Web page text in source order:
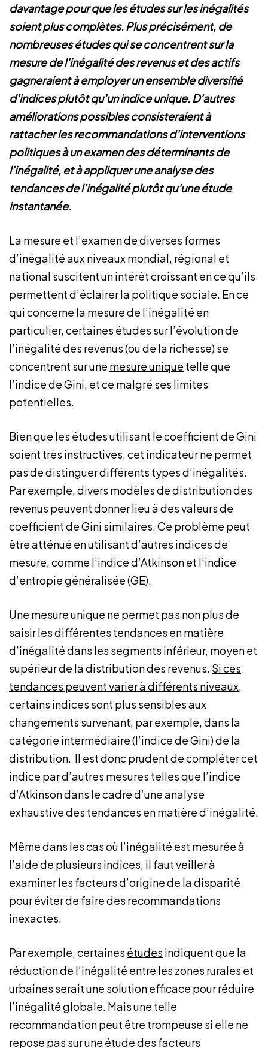
davantage pour que les études sur les inégalités
soient plus complètes. Plus précisément, de
nombreuses études qui se concentrent sur la
mesure de l’inégalité des revenus et des actifs
gagneraient à employer un ensemble diversifié
d’indices plutôt qu’un indice unique. D’autres
améliorations possibles consisteraient à
rattacher les recommandations d’interventions
politiques à un examen des déterminants de
l’inégalité, et à appliquer une analyse des
tendances de l’inégalité plutôt qu’une étude
instantanée.
La mesure et l’examen de diverses formes
d’inégalité aux niveaux mondial, régional et
national suscitent un intérêt croissant en ce qu’ils
permettent d’éclairer la politique sociale. En ce
qui concerne la mesure de l’inégalité en
particulier, certaines études sur l’évolution de
l’inégalité des revenus (ou de la richesse) se
concentrent sur une mesure unique telle que
l’indice de Gini, et ce malgré ses limites
potentielles.
Bien que les études utilisant le coefficient de Gini
soient très instructives, cet indicateur ne permet
pas de distinguer différents types d’inégalités.
Par exemple, divers modèles de distribution des
revenus peuvent donner lieu à des valeurs de
coefficient de Gini similaires. Ce problème peut
être atténué en utilisant d’autres indices de
mesure, comme l’indice d’Atkinson et l’indice
d’entropie généralisée (GE).
Une mesure unique ne permet pas non plus de
saisir les différentes tendances en matière
d’inégalité dans les segments inférieur, moyen et
supérieur de la distribution des revenus. Si ces
tendances peuvent varier à différents niveaux,
certains indices sont plus sensibles aux
changements survenant, par exemple, dans la
catégorie intermédiaire (l’indice de Gini) de la
distribution. Il est donc prudent de compléter cet
indice par d’autres mesures telles que l’indice
d’Atkinson dans le cadre d’une analyse
exhaustive des tendances en matière d’inégalité.
Même dans les cas où l’inégalité est mesurée à
l’aide de plusieurs indices, il faut veiller à
examiner les facteurs d’origine de la disparité
pour éviter de faire des recommandations
inexactes.
Par exemple, certaines études indiquent que la
réduction de l’inégalité entre les zones rurales et
urbaines serait une solution efficace pour réduire
l’inégalité globale. Mais une telle
recommandation peut être trompeuse si elle ne
repose pas sur une étude des facteurs